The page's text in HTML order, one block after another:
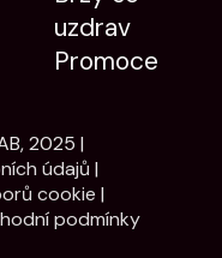
uzdrav
Promoce
2025 |
údajů |
cookie |
podmínky